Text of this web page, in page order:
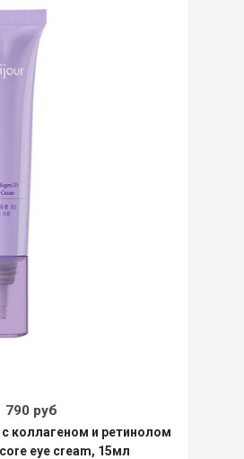
790 руб
коллагеном и ретинолом
eye cream, 15мл